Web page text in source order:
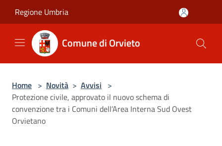
Regione Umbria
Comune di Orvieto
Home > Novità > Avvisi >
Protezione civile, approvato il nuovo schema di
convenzione tra i Comuni dell’Area Interna Sud Ovest
Orvietano